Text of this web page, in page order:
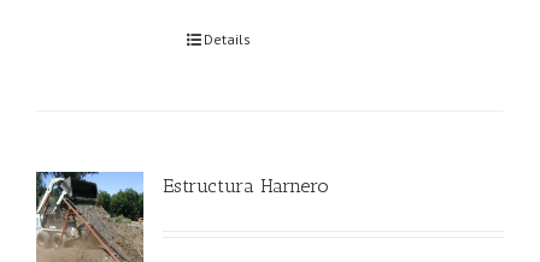
Details
Estructura Harnero